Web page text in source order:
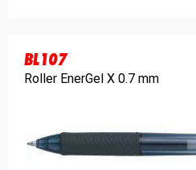
BL107
Roller EnerGel X 0.7 mm